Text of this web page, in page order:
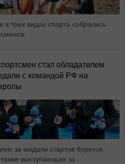
в трех видах спорта собрались
стал обладателем
с командой РФ на
за медали стартов борется
выступающая за